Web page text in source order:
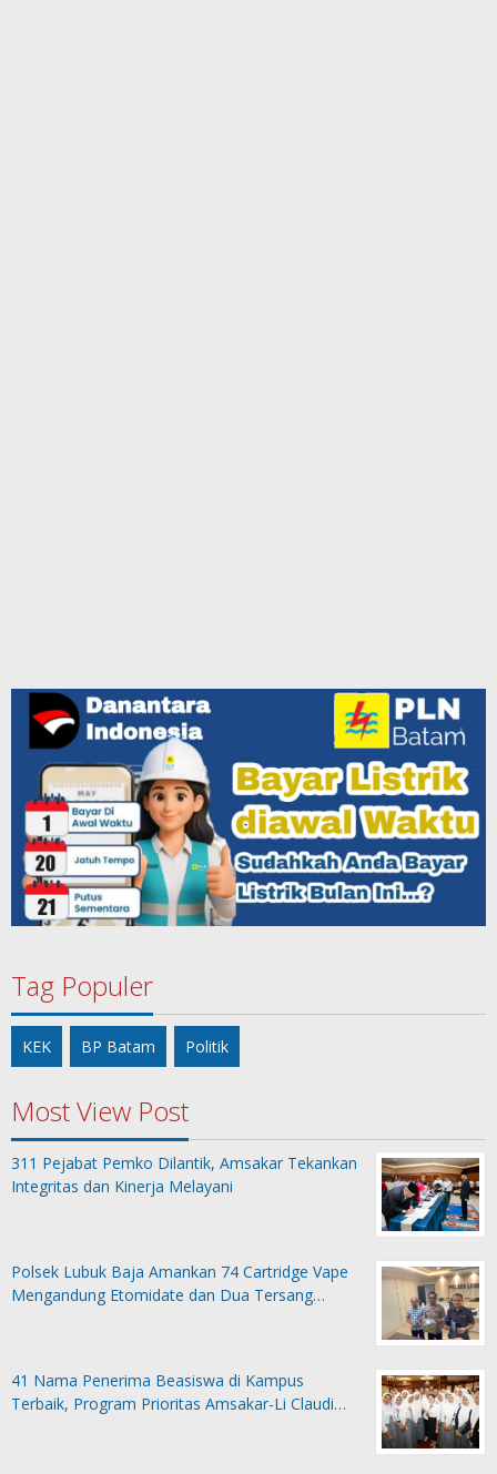
Tag Populer
KEK BP Batam Politik
Most View Post
311 Pejabat Pemko Dilantik, Amsakar Tekankan
Integritas dan Kinerja Melayani
Polsek Lubuk Baja Amankan 74 Cartridge Vape
Mengandung Etomidate dan Dua Tersang…
41 Nama Penerima Beasiswa di Kampus
Terbaik, Program Prioritas Amsakar-Li Claudi…